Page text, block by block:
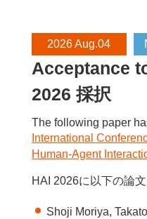
2026 Aug.04
Acceptance
2026 採択
The following paper
International
Human-Agent
HAI 2026に以下の論
Shoji Moriya,